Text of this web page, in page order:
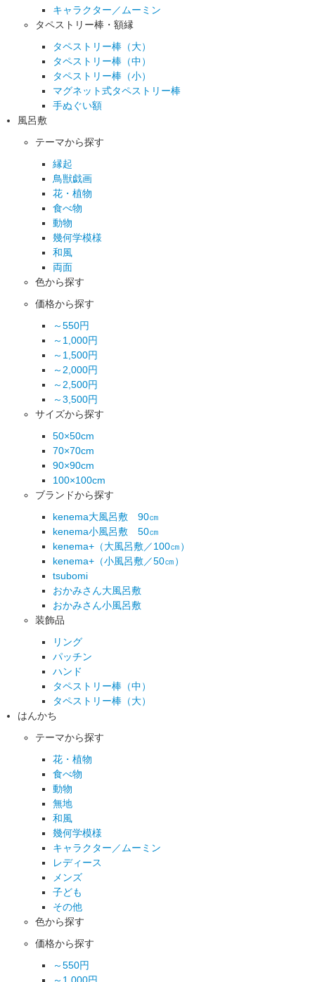
キャラクター／ムーミン
タペストリー棒・額縁
タペストリー棒（大）
タペストリー棒（中）
タペストリー棒（小）
マグネット式タペストリー棒
手ぬぐい額
風呂敷
テーマから探す
縁起
鳥獣戯画
花・植物
食べ物
動物
幾何学模様
和風
両面
色から探す
価格から探す
～550円
～1,000円
～1,500円
～2,000円
～2,500円
～3,500円
サイズから探す
50×50cm
70×70cm
90×90cm
100×100cm
ブランドから探す
kenema大風呂敷 90㎝
kenema小風呂敷 50㎝
kenema+（大風呂敷／100㎝）
kenema+（小風呂敷／50㎝）
tsubomi
おかみさん大風呂敷
おかみさん小風呂敷
装飾品
リング
パッチン
ハンド
タペストリー棒（中）
タペストリー棒（大）
はんかち
テーマから探す
花・植物
食べ物
動物
無地
和風
幾何学模様
キャラクター／ムーミン
レディース
メンズ
子ども
その他
色から探す
価格から探す
～550円
～1,000円